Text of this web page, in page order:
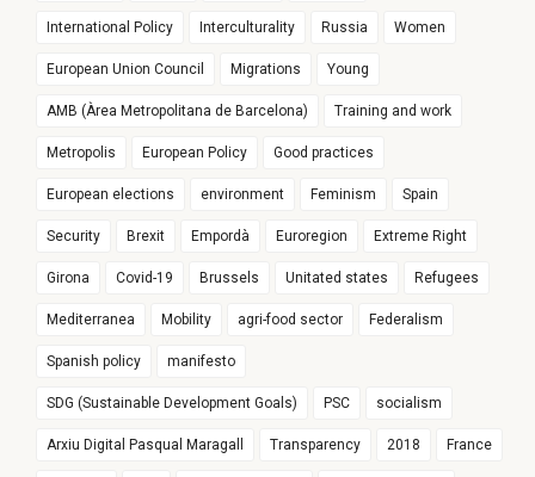
International Policy Interculturality Russia Women
European Union Council Migrations Young
AMB (Àrea Metropolitana de Barcelona) Training and work
Metropolis European Policy Good practices
European elections environment Feminism Spain
Security Brexit Empordà Euroregion Extreme Right
Girona Covid-19 Brussels Unitated states Refugees
Mediterranea Mobility agri-food sector Federalism
Spanish policy manifesto
SDG (Sustainable Development Goals) PSC socialism
Arxiu Digital Pasqual Maragall Transparency 2018 France